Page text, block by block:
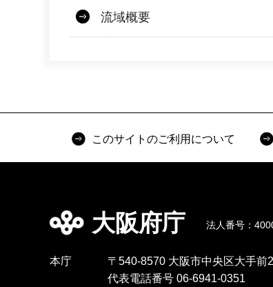
流域概要
このサイトのご利用について
大阪府庁 法人番号：
本庁
〒540-8570 大阪市中央区大手前
代表電話番号 06-6941-0351